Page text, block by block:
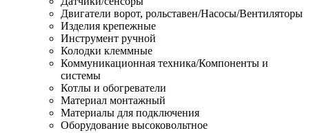
Двигатели ворот, рольставен/Насосы/Вентиляторы
Изделия крепежные
Инструмент ручной
Колодки клеммные
Коммуникационная техника/Компоненты и
системы
Котлы и обогреватели
Материал монтажный
Материалы для подключения
Оборудование высоковольтное